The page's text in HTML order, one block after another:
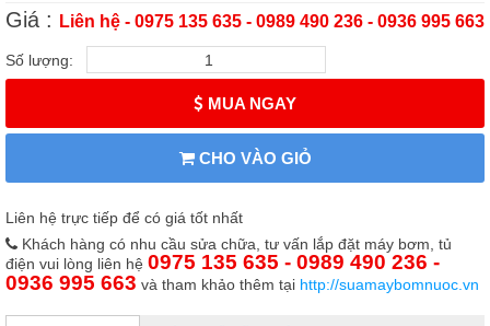
Giá : Liên hệ - 0975 135 635 - 0989 490 236 - 0936 995 663
Số lượng:
MUA NGAY
CHO VÀO GIỎ
Liên hệ trực tiếp để có giá tốt nhất
Khách hàng có nhu cầu sửa chữa, tư vấn lắp đặt máy bơm, tủ
điện vui lòng liên hệ 0975 135 635 - 0989 490 236 -
0936 995 663 và tham khảo thêm tại http://suamaybomnuoc.vn